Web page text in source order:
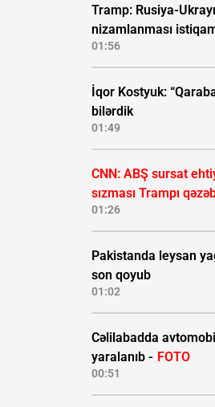
Tramp: Rusiya-
nizamlanması
01:56
İqor Kostyuk:
bilərdik
01:49
CNN: ABŞ sursat
sızması Trampı
01:26
Pakistanda leysan
son qoyub
01:02
Cəlilabadda
yaralanıb - FOTO
00:51